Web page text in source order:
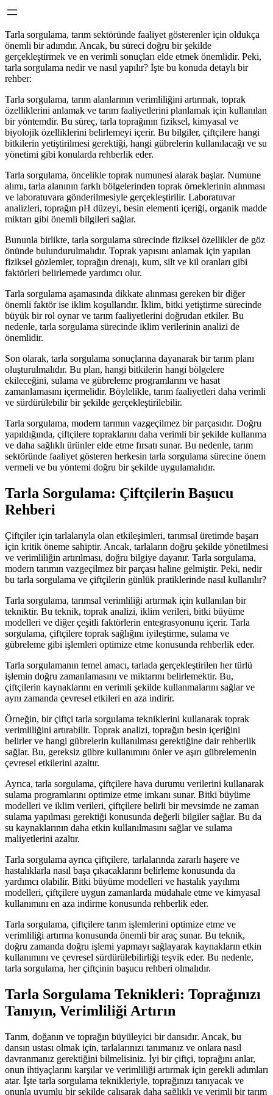
Tarla sorgulama, tarım sektöründe faaliyet gösterenler için oldukça
önemli bir adımdır. Ancak, bu süreci doğru bir şekilde
gerçekleştirmek ve en verimli sonuçları elde etmek önemlidir. Peki,
tarla sorgulama nedir ve nasıl yapılır? İşte bu konuda detaylı bir
rehber:
Tarla sorgulama, tarım alanlarının verimliliğini artırmak, toprak
özelliklerini anlamak ve tarım faaliyetlerini planlamak için kullanılan
bir yöntemdir. Bu süreç, tarla toprağının fiziksel, kimyasal ve
biyolojik özelliklerini belirlemeyi içerir. Bu bilgiler, çiftçilere hangi
bitkilerin yetiştirilmesi gerektiği, hangi gübrelerin kullanılacağı ve su
yönetimi gibi konularda rehberlik eder.
Tarla sorgulama, öncelikle toprak numunesi alarak başlar. Numune
alımı, tarla alanının farklı bölgelerinden toprak örneklerinin alınması
ve laboratuvara gönderilmesiyle gerçekleştirilir. Laboratuvar
analizleri, toprağın pH düzeyi, besin elementi içeriği, organik madde
miktarı gibi önemli bilgileri sağlar.
Bununla birlikte, tarla sorgulama sürecinde fiziksel özellikler de göz
önünde bulundurulmalıdır. Toprak yapısını anlamak için yapılan
fiziksel gözlemler, toprağın drenajı, kum, silt ve kil oranları gibi
faktörleri belirlemede yardımcı olur.
Tarla sorgulama aşamasında dikkate alınması gereken bir diğer
önemli faktör ise iklim koşullarıdır. İklim, bitki yetiştirme sürecinde
büyük bir rol oynar ve tarım faaliyetlerini doğrudan etkiler. Bu
nedenle, tarla sorgulama sürecinde iklim verilerinin analizi de
önemlidir.
Son olarak, tarla sorgulama sonuçlarına dayanarak bir tarım planı
oluşturulmalıdır. Bu plan, hangi bitkilerin hangi bölgelere
ekileceğini, sulama ve gübreleme programlarını ve hasat
zamanlamasını içermelidir. Böylelikle, tarım faaliyetleri daha verimli
ve sürdürülebilir bir şekilde gerçekleştirilebilir.
Tarla sorgulama, modern tarımın vazgeçilmez bir parçasıdır. Doğru
yapıldığında, çiftçilere topraklarını daha verimli bir şekilde kullanma
ve daha sağlıklı ürünler elde etme fırsatı sunar. Bu nedenle, tarım
sektöründe faaliyet gösteren herkesin tarla sorgulama sürecine önem
vermeli ve bu yöntemi doğru bir şekilde uygulamalıdır.
Tarla Sorgulama: Çiftçilerin Başucu
Rehberi
Çiftçiler için tarlalarıyla olan etkileşimleri, tarımsal üretimde başarı
için kritik öneme sahiptir. Ancak, tarlaların doğru şekilde yönetilmesi
ve verimliliğin artırılması, doğru bilgiye dayanır. Tarla sorgulama,
modern tarımın vazgeçilmez bir parçası haline gelmiştir. Peki, nedir
bu tarla sorgulama ve çiftçilerin günlük pratiklerinde nasıl kullanılır?
Tarla sorgulama, tarımsal verimliliği artırmak için kullanılan bir
tekniktir. Bu teknik, toprak analizi, iklim verileri, bitki büyüme
modelleri ve diğer çeşitli faktörlerin entegrasyonunu içerir. Tarla
sorgulama, çiftçilere toprak sağlığını iyileştirme, sulama ve
gübreleme gibi işlemleri optimize etme konusunda rehberlik eder.
Tarla sorgulamanın temel amacı, tarlada gerçekleştirilen her türlü
işlemin doğru zamanlamasını ve miktarını belirlemektir. Bu,
çiftçilerin kaynaklarını en verimli şekilde kullanmalarını sağlar ve
aynı zamanda çevresel etkileri en aza indirir.
Örneğin, bir çiftçi tarla sorgulama tekniklerini kullanarak toprak
verimliliğini artırabilir. Toprak analizi, toprağın besin içeriğini
belirler ve hangi gübrelerin kullanılması gerektiğine dair rehberlik
sağlar. Bu, gereksiz gübre kullanımını önler ve aşırı gübrelemenin
çevresel etkilerini azaltır.
Ayrıca, tarla sorgulama, çiftçilere hava durumu verilerini kullanarak
sulama programlarını optimize etme imkanı sunar. Bitki büyüme
modelleri ve iklim verileri, çiftçilere belirli bir mevsimde ne zaman
sulama yapılması gerektiği konusunda değerli bilgiler sağlar. Bu da
su kaynaklarının daha etkin kullanılmasını sağlar ve sulama
maliyetlerini azaltır.
Tarla sorgulama ayrıca çiftçilere, tarlalarında zararlı haşere ve
hastalıklarla nasıl başa çıkacaklarını belirleme konusunda da
yardımcı olabilir. Bitki büyüme modelleri ve hastalık yayılımı
modelleri, çiftçilere uygun zamanlarda müdahale etme ve kimyasal
kullanımını en aza indirme konusunda rehberlik eder.
Tarla sorgulama, çiftçilere tarım işlemlerini optimize etme ve
verimliliği artırma konusunda önemli bir araç sunar. Bu teknik,
doğru zamanda doğru işlemi yapmayı sağlayarak kaynakların etkin
kullanımını ve çevresel sürdürülebilirliği teşvik eder. Bu nedenle,
tarla sorgulama, her çiftçinin başucu rehberi olmalıdır.
Tarla Sorgulama Teknikleri: Toprağınızı
Tanıyın, Verimliliği Artırın
Tarım, doğanın ve toprağın büyüleyici bir dansıdır. Ancak, bu
dansın ustası olmak için, tarlalarınızı tanımanız ve onlara nasıl
davranmanız gerektiğini bilmelisiniz. İyi bir çiftçi, toprağını anlar,
onun ihtiyaçlarını karşılar ve verimliliği artırmak için gerekli adımları
atar. İşte tarla sorgulama teknikleriyle, toprağınızı tanıyacak ve
onunla uyumlu bir şekilde çalışarak daha sağlıklı ve verimli bir tarım